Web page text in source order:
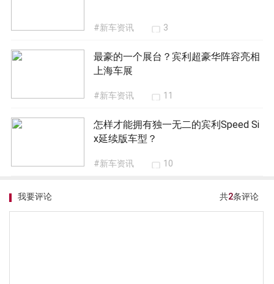
#新车资讯 3
最豪的一个展台？宾利超豪华阵容亮相
上海车展
#新车资讯 11
怎样才能拥有独一无二的宾利Speed Si
x延续版车型？
#新车资讯 10
共2条评论
我要评论